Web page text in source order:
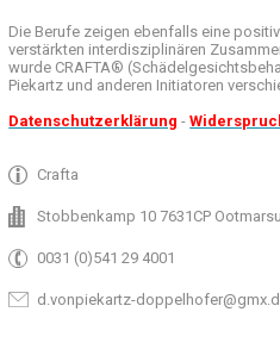
Die Berufe zeigen ebenfalls eine
verstärkten interdisziplinären
wurde CRAFTA® (
Piekartz und anderen Initiatoren
Datenschutzerklärung -
Crafta
Stobbenkamp 10 7631CP
0031 (0)541 29 4001
d.vonpiekartz-